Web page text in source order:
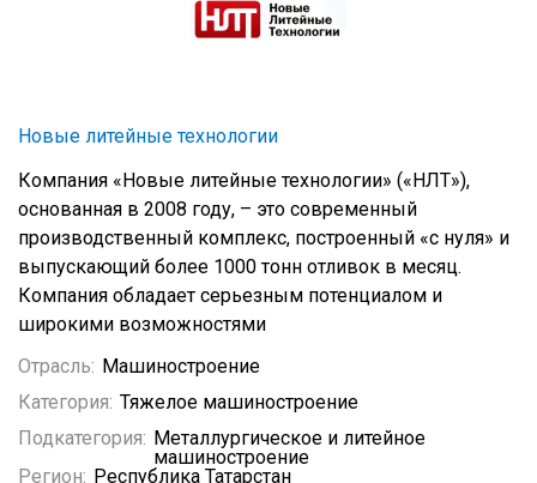
Новые литейные технологии
Компания «Новые литейные технологии» («НЛТ»),
основанная в 2008 году, – это современный
производственный комплекс, построенный «с нуля» и
выпускающий более 1000 тонн отливок в месяц.
Компания обладает серьезным потенциалом и
широкими возможностями
Отрасль: Машиностроение
Категория: Тяжелое машиностроение
Подкатегория: Металлургическое и литейное
машиностроение
Регион: Республика Татарстан